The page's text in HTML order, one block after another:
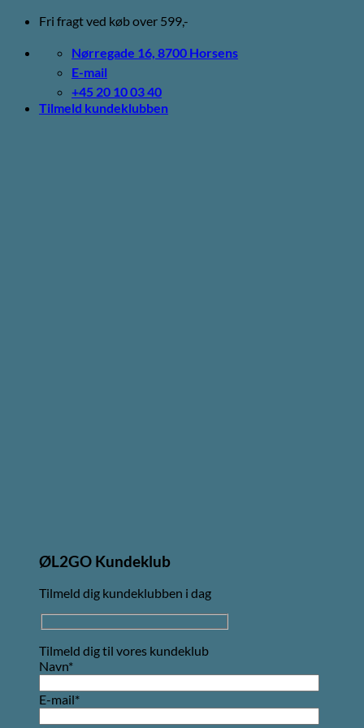
Fortsæt
indhold
Fri fragt ved køb over 599,-
Nørregade 16, 8700 Horsens
E-mail
+45 20 10 03 40
Tilmeld kundeklubben
ØL2GO Kundeklub
Tilmeld dig kundeklubben i dag
Tilmeld dig til vores kundeklub
Navn*
E-mail*